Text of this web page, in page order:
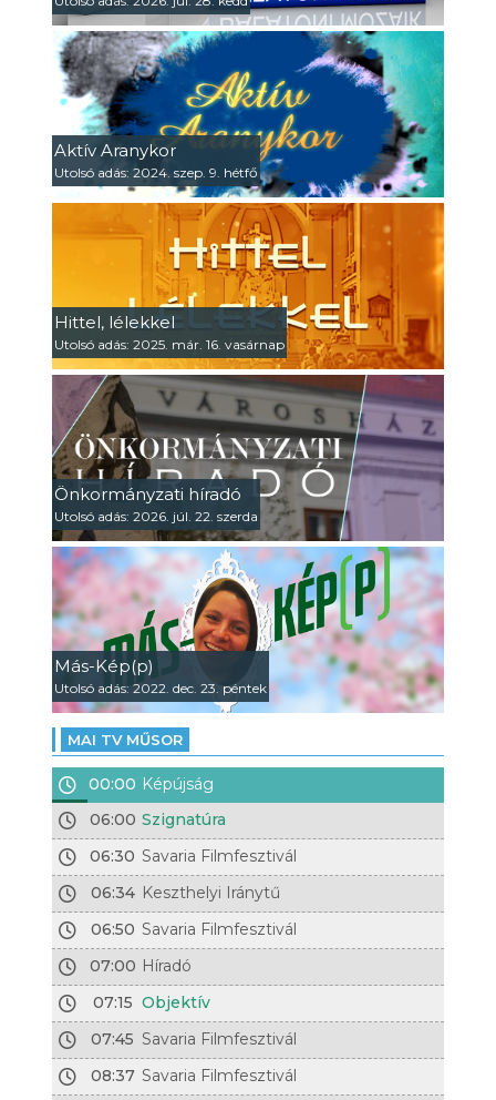
Aktív Aranykor
Utolsó adás: 2024. szep. 9. hétfő
Hittel, lélekkel
Utolsó adás: 2025. már. 16. vasárnap
Önkormányzati híradó
Utolsó adás: 2026. júl. 22. szerda
Más-Kép(p)
Utolsó adás: 2022. dec. 23. péntek
MAI TV MŰSOR
00:00 Képújság
06:00 Szignatúra
06:30 Savaria Filmfesztivál
06:34 Keszthelyi Iránytű
06:50 Savaria Filmfesztivál
07:00 Híradó
07:15 Objektív
07:45 Savaria Filmfesztivál
08:37 Savaria Filmfesztivál